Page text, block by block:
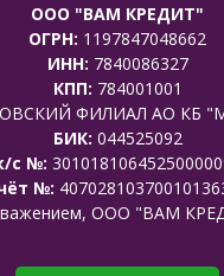
ООО "ВАМ КРЕДИТ"
ОГРН: 1197847048662
ИНН: 7840086327
КПП: 784001001
ФИЛИАЛ АО КБ
БИК: 044525092
с №:
№:
ООО "ВАМ